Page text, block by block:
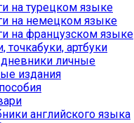
на турецком языке
на немецком языке
на французском языке
точкабуки, артбуки
личные
издания
английского языка